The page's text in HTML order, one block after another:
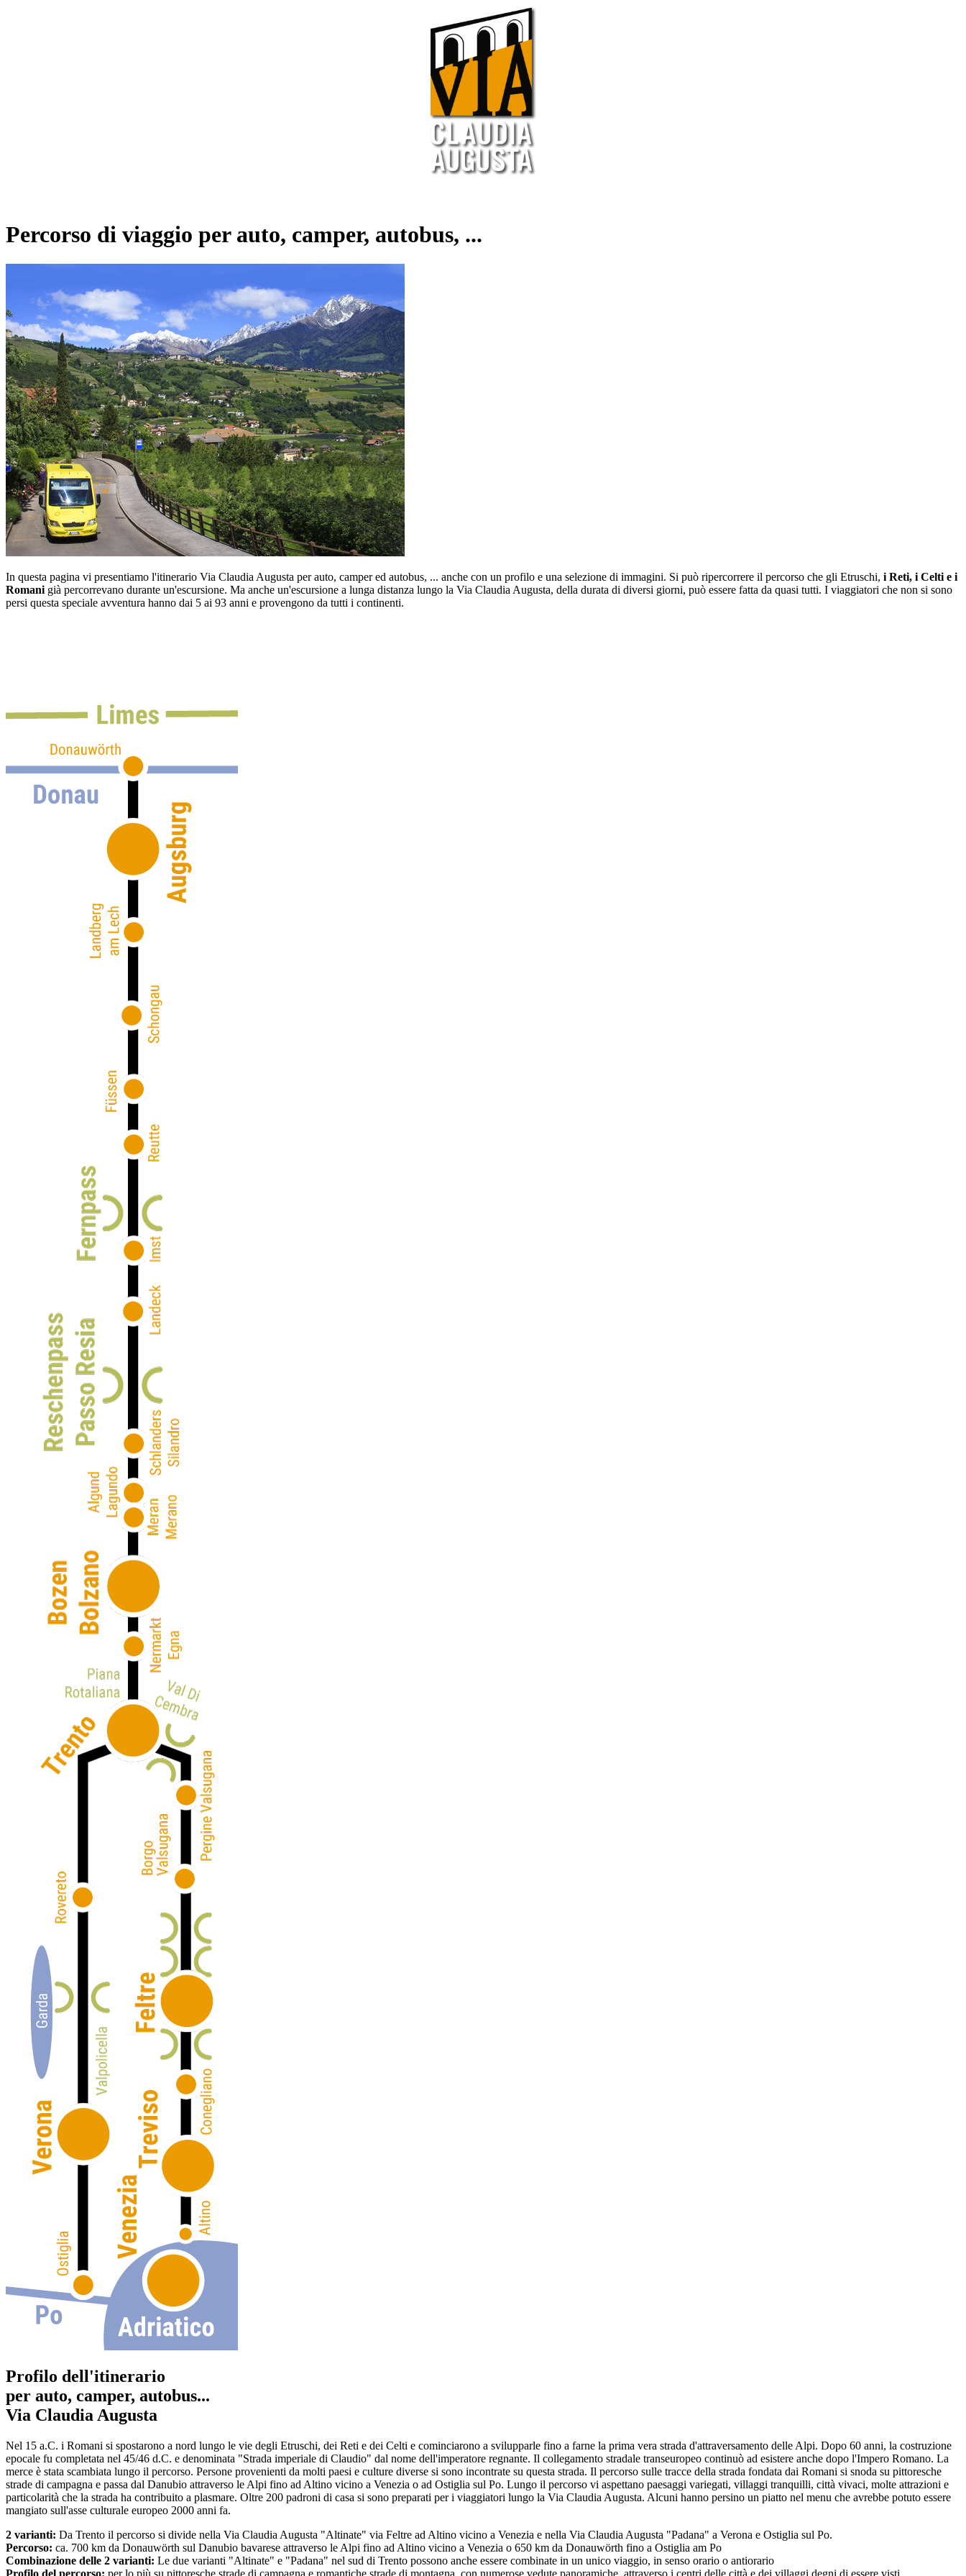
Percorso di viaggio per auto, camper, autobus, ...
In questa pagina vi presentiamo l'itinerario Via Claudia Augusta per auto, camper ed autobus, ... anche con un profilo e una selezione di immagini. Si può ripercorrere il percorso che gli Etruschi, i Reti, i Celti e i
Romani già percorrevano durante un'escursione. Ma anche un'escursione a lunga distanza lungo la Via Claudia Augusta, della durata di diversi giorni, può essere fatta da quasi tutti. I viaggiatori che non si sono
persi questa speciale avventura hanno dai 5 ai 93 anni e provengono da tutti i continenti.
Profilo dell'itinerario
per auto, camper, autobus...
Via Claudia Augusta
Nel 15 a.C. i Romani si spostarono a nord lungo le vie degli Etruschi, dei Reti e dei Celti e cominciarono a svilupparle fino a farne la prima vera strada d'attraversamento delle Alpi. Dopo 60 anni, la costruzione
epocale fu completata nel 45/46 d.C. e denominata "Strada imperiale di Claudio" dal nome dell'imperatore regnante. Il collegamento stradale transeuropeo continuò ad esistere anche dopo l'Impero Romano. La
merce è stata scambiata lungo il percorso. Persone provenienti da molti paesi e culture diverse si sono incontrate su questa strada. Il percorso sulle tracce della strada fondata dai Romani si snoda su pittoresche
strade di campagna e passa dal Danubio attraverso le Alpi fino ad Altino vicino a Venezia o ad Ostiglia sul Po. Lungo il percorso vi aspettano paesaggi variegati, villaggi tranquilli, città vivaci, molte attrazioni e
particolarità che la strada ha contribuito a plasmare. Oltre 200 padroni di casa si sono preparati per i viaggiatori lungo la Via Claudia Augusta. Alcuni hanno persino un piatto nel menu che avrebbe potuto essere
mangiato sull'asse culturale europeo 2000 anni fa.
2 varianti: Da Trento il percorso si divide nella Via Claudia Augusta "Altinate" via Feltre ad Altino vicino a Venezia e nella Via Claudia Augusta "Padana" a Verona e Ostiglia sul Po.
Percorso: ca. 700 km da Donauwörth sul Danubio bavarese attraverso le Alpi fino ad Altino vicino a Venezia o 650 km da Donauwörth fino a Ostiglia am Po
Combinazione delle 2 varianti: Le due varianti "Altinate" e "Padana" nel sud di Trento possono anche essere combinate in un unico viaggio, in senso orario o antiorario